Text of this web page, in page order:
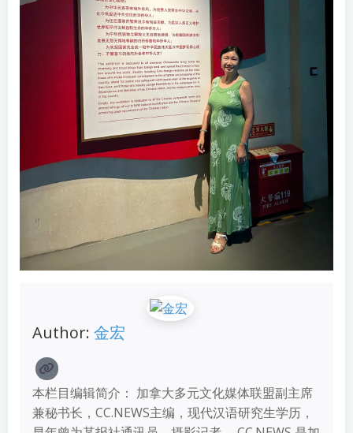
Author: 金宏
本栏目编辑简介： 加拿大多元文化媒体联盟副主席
兼秘书长，CC.NEWS主编，现代汉语研究生学历，